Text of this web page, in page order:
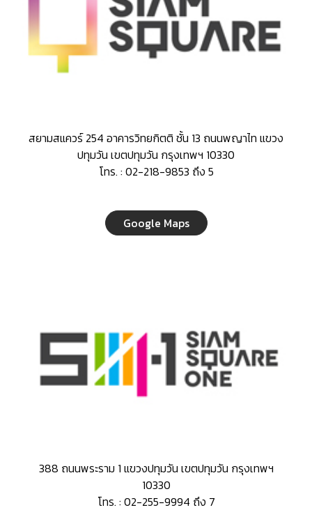
สยามสแควร์ 254 อาคารวิทยกิตติ ชั้น 13 ถนนพญาไท แขวง
ปทุมวัน เขตปทุมวัน กรุงเทพฯ 10330
โทร. : 02-218-9853 ถึง 5
Google Maps
388 ถนนพระราม 1 แขวงปทุมวัน เขตปทุมวัน กรุงเทพฯ
10330
โทร. : 02-255-9994 ถึง 7